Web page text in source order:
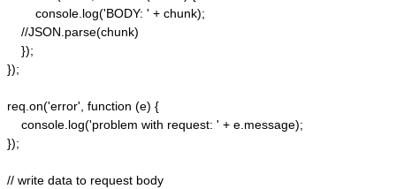
        console.log('BODY: ' + chunk);
    //JSON.parse(chunk)
    });
});
req.on('error', function (e) {
    console.log('problem with request: ' + e.message);
});
// write data to request body